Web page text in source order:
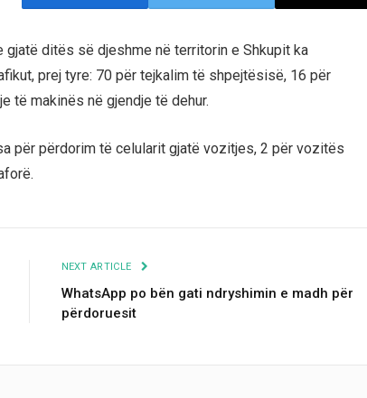
ditës së djeshme në territorin e Shkupit ka
prej tyre: 70 për tejkalim të shpejtësisë, 16 për
të makinës në gjendje të dehur.
për përdorim të celularit gjatë vozitjes, 2 për vozitës
NEXT ARTICLE
WhatsApp po bën gati ndryshimin e madh për
përdoruesit